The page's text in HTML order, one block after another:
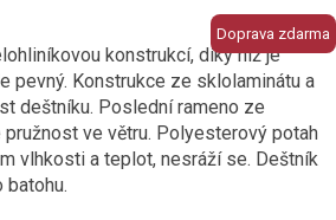
Doprava zdarma
konstrukcí, díky níž je
pevný. Konstrukce ze sklolaminátu a
deštníku. Poslední rameno ze
ve větru. Polyesterový potah
vlhkosti a teplot, nesráží se. Deštník
batohu.